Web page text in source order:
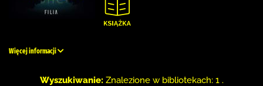
Więcej informacji
Wyszukiwanie: Znalezione w bibliotekach: 1 .